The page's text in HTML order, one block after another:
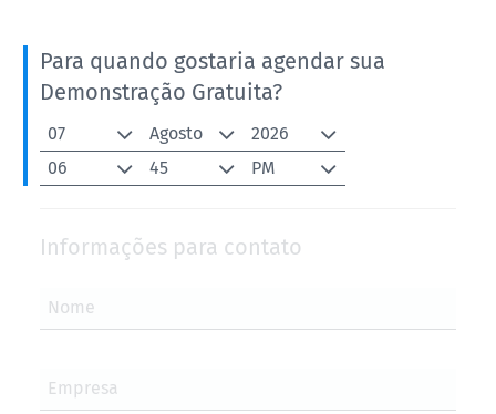
Para quando gostaria agendar sua
Demonstração Gratuita?
07 Agosto
2026
06
45 PM
Informações para contato
Nome
Empresa